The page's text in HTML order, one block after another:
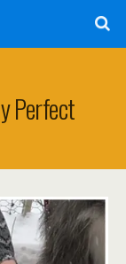
Perfect